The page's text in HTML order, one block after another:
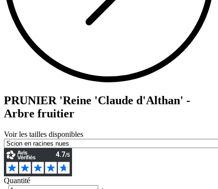
PRUNIER 'Reine 'Claude d'Althan' -
Arbre fruitier
Voir les tailles disponibles
Quantité